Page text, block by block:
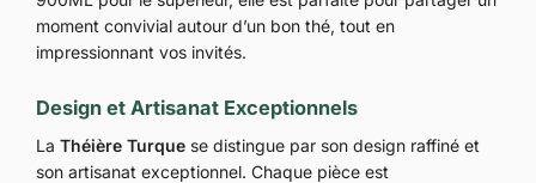
moment convivial autour d’un bon thé, tout en
impressionnant vos invités.
Design et Artisanat Exceptionnels
La Théière Turque se distingue par son design raffiné et
son artisanat exceptionnel. Chaque pièce est